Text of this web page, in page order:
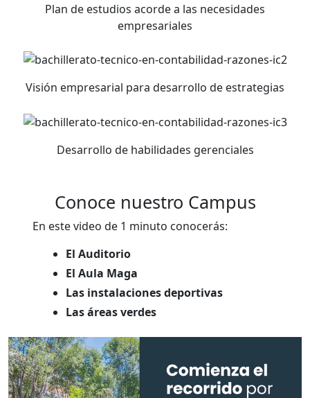
Plan de estudios acorde a las necesidades
empresariales
Visión empresarial para desarrollo de estrategias
Desarrollo de habilidades gerenciales
Conoce nuestro Campus
En este video de 1 minuto conocerás:
El Auditorio
El Aula Maga
Las instalaciones deportivas
Las áreas verdes